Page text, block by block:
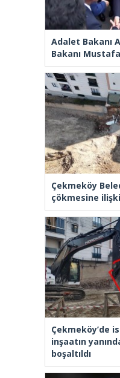
Adalet Bakanı
Bakanı
Çekmeköy
çökmesine
Çekmeköy’de
inşaatın
boşaltıldı